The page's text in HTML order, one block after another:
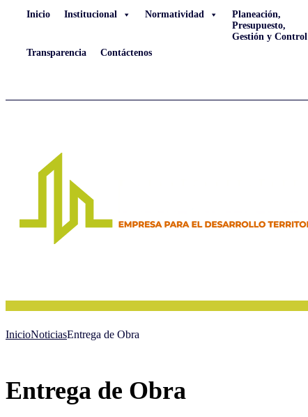
Inicio Institucional Normatividad
Planeación,
Presupuesto,
Gestión y Control
Transparencia Contáctenos
InicioNoticiasEntrega de Obra
Entrega de Obra